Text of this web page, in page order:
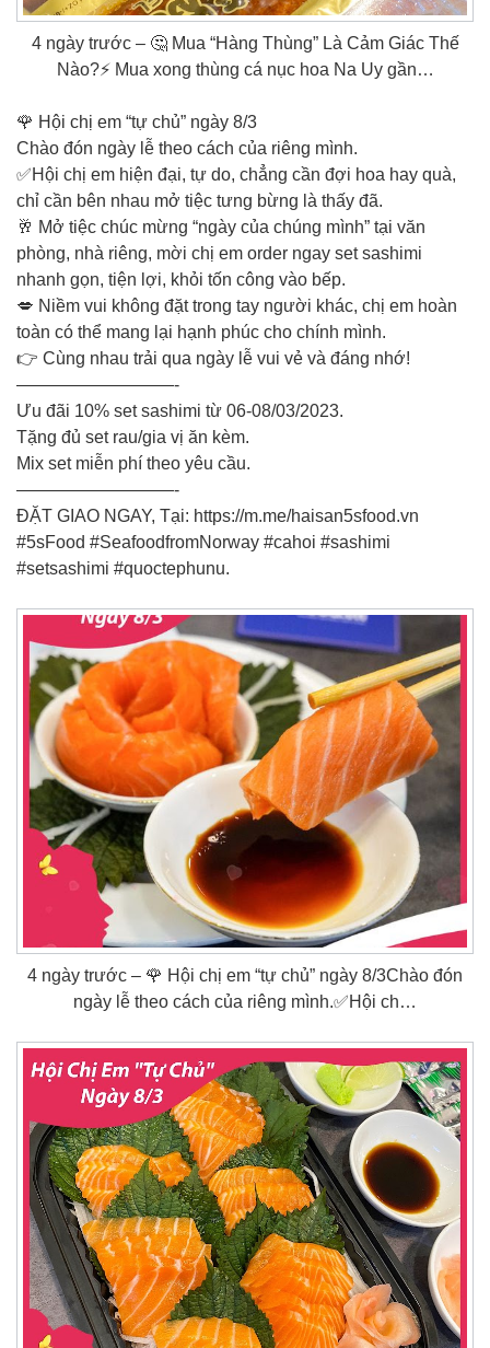
4 ngày trước – 🤔 Mua “Hàng Thùng” Là Cảm Giác Thế
Nào?⚡ Mua xong thùng cá nục hoa Na Uy gần…
🌹 Hội chị em “tự chủ” ngày 8/3
Chào đón ngày lễ theo cách của riêng mình.
✅Hội chị em hiện đại, tự do, chẳng cần đợi hoa hay quà,
chỉ cần bên nhau mở tiệc tưng bừng là thấy đã.
🥂 Mở tiệc chúc mừng “ngày của chúng mình” tại văn
phòng, nhà riêng, mời chị em order ngay set sashimi
nhanh gọn, tiện lợi, khỏi tốn công vào bếp.
💋 Niềm vui không đặt trong tay người khác, chị em hoàn
toàn có thể mang lại hạnh phúc cho chính mình.
👉 Cùng nhau trải qua ngày lễ vui vẻ và đáng nhớ!
—————————-
Ưu đãi 10% set sashimi từ 06-08/03/2023.
Tặng đủ set rau/gia vị ăn kèm.
Mix set miễn phí theo yêu cầu.
—————————-
ĐẶT GIAO NGAY, Tại: https://m.me/haisan5sfood.vn
#5sFood #SeafoodfromNorway #cahoi #sashimi
#setsashimi #quoctephunu.
4 ngày trước – 🌹 Hội chị em “tự chủ” ngày 8/3Chào đón
ngày lễ theo cách của riêng mình.✅Hội ch…